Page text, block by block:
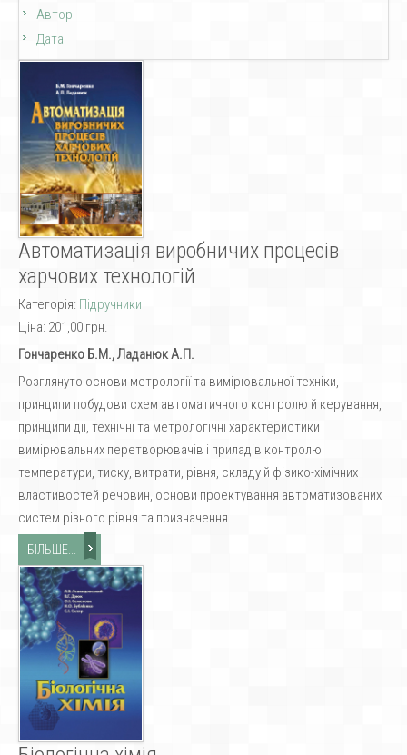
Автор
Дата
Автоматизація виробничих процесів
харчових технологій
Категорія: Підручники
Ціна: 201,00 грн.
Гончаренко Б.М., Ладанюк А.П.
Розглянуто основи метрології та вимірювальної техніки,
принципи побудови схем автоматичного контролю й керування,
принципи дії, технічні та метрологічні характеристики
вимірювальних перетворювачів і приладів контролю
температури, тиску, витрати, рівня, складу й фізико-хімічних
властивостей речовин, основи проектування автоматизованих
систем різного рівня та призначення.
БІЛЬШЕ...